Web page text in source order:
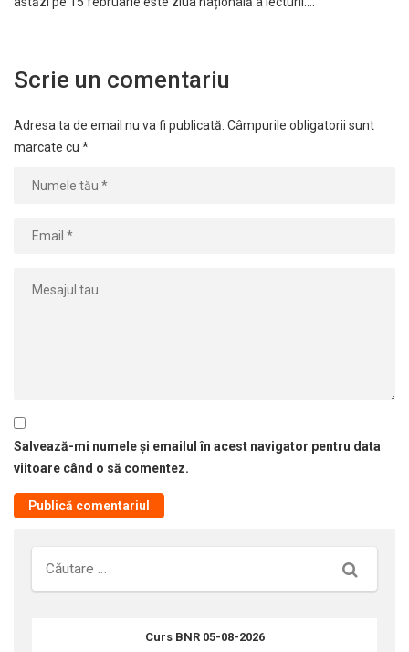
Scrie un comentariu
Adresa ta de email nu va fi publicată. Câmpurile obligatorii sunt
marcate cu *
Salvează-mi numele și emailul în acest navigator pentru data
viitoare când o să comentez.
Căutare
Curs BNR 05-08-2026